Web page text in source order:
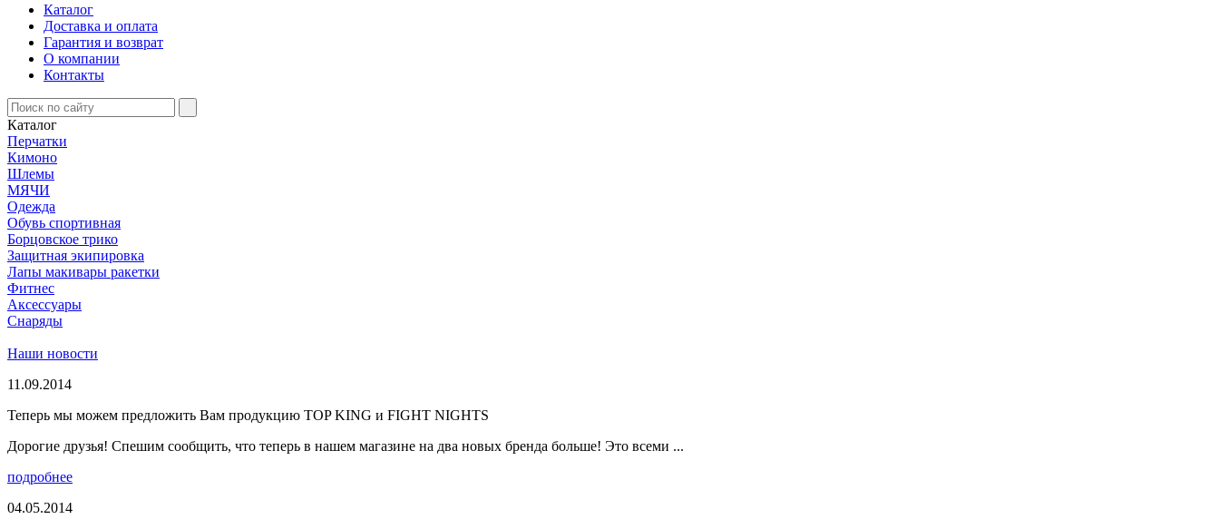
Каталог
Доставка и оплата
Гарантия и возврат
О компании
Контакты
Каталог
Перчатки
Кимоно
Шлемы
МЯЧИ
Одежда
Обувь спортивная
Борцовское трико
Защитная экипировка
Лапы макивары ракетки
Фитнес
Аксессуары
Снаряды
Наши новости
11.09.2014
Теперь мы можем предложить Вам продукцию TOP KING и FIGHT NIGHTS
Дорогие друзья! Спешим сообщить, что теперь в нашем магазине на два новых бренда больше! Это всеми ...
подробнее
04.05.2014